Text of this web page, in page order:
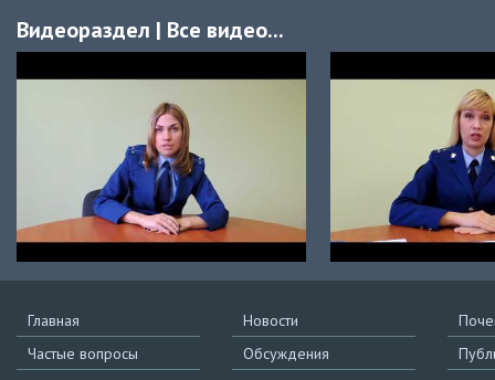
Видеораздел | Все видео...
Главная
Частые вопросы
Новости
Обсуждения